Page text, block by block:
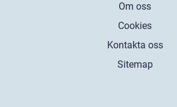
Om oss
Cookies
Kontakta oss
Sitemap